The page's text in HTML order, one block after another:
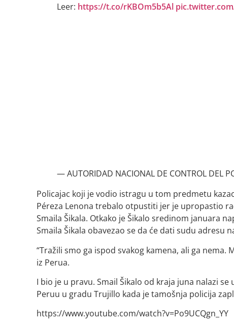
Leer: https://t.co/rKBOm5b5Al
— AUTORIDAD NACIONAL DE CONTROL DEL
Policajac koji je vodio istragu u tom predmetu
Péreza Lenona trebalo otpustiti jer je upropastio
Smaila Šikala. Otkako je Šikalo sredinom januara
Smaila Šikala obavezao se da će dati sudu adresu
“Tražili smo ga ispod svakog kamena, ali ga
iz Perua.
I bio je u pravu. Smail Šikalo od kraja juna nalazi
Peruu u gradu Trujillo kada je tamošnja policija
https://www.youtube.com/watch?v=Po9UCQgn_YY